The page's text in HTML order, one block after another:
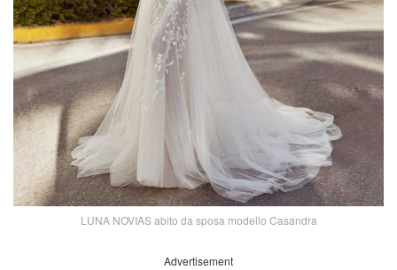
LUNA NOVIAS abito da sposa modello Casandra
Advertisement